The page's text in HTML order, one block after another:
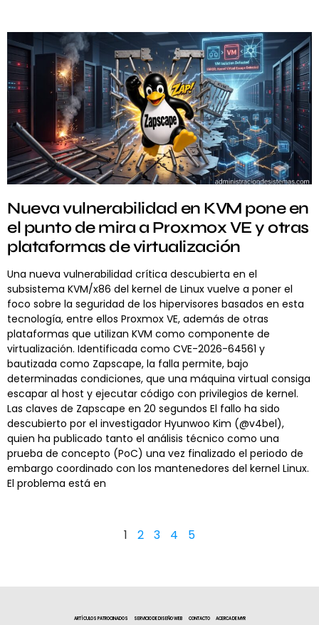
Nueva vulnerabilidad en KVM pone en
el punto de mira a Proxmox VE y otras
plataformas de virtualización
Una nueva vulnerabilidad crítica descubierta en el
subsistema KVM/x86 del kernel de Linux vuelve a poner el
foco sobre la seguridad de los hipervisores basados en esta
tecnología, entre ellos Proxmox VE, además de otras
plataformas que utilizan KVM como componente de
virtualización. Identificada como CVE-2026-64561 y
bautizada como Zapscape, la falla permite, bajo
determinadas condiciones, que una máquina virtual consiga
escapar al host y ejecutar código con privilegios de kernel.
Las claves de Zapscape en 20 segundos El fallo ha sido
descubierto por el investigador Hyunwoo Kim (@v4bel),
quien ha publicado tanto el análisis técnico como una
prueba de concepto (PoC) una vez finalizado el periodo de
embargo coordinado con los mantenedores del kernel Linux.
El problema está en
1 2 3 4 5
ARTÍCULOS PATROCINADOS SERVICIO DE DISEÑO WEB CONTACTO ACERCA DE MYR